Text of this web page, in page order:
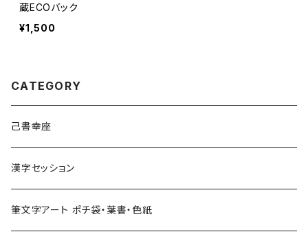
蔵ECOバック
¥1,500
CATEGORY
己書幸座
漢字セッション
筆文字アート ポチ袋・葉書・色紙